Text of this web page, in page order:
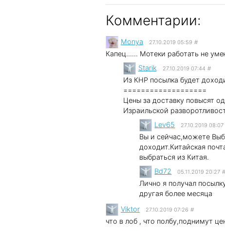
Комментарии:
Мonya 27.10.2019 05:59 #
Капец...... Мотеки работать не
Starik 27.10.2019 07:44 #
Из КНР посылка будет
===================
Цены за доставку повысят
Израильской
Lev65 27.10.2019 08:07
Вы и сейчас,можете
доходит.Китайская
выбраться из Китая.
Bd72 05.11.2019 20:27 #
Лично я получал
другая более месяца
Viktor 27.10.2019 07:26 #
что в лоб , что полбу,поднимут